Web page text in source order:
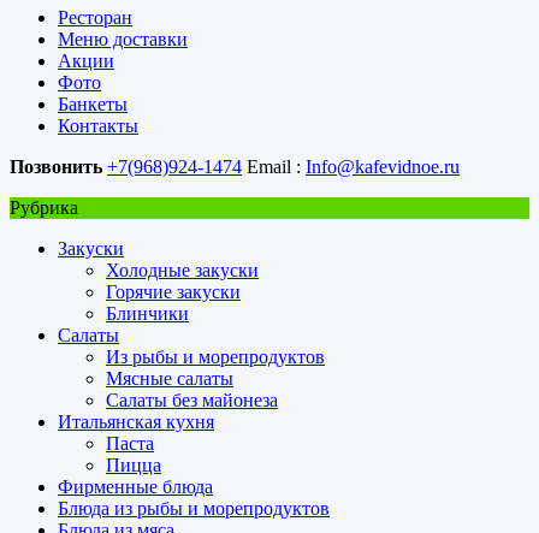
Ресторан
Меню доставки
Акции
Фото
Банкеты
Контакты
Позвонить +7(968)924-1474 Email : Info@kafevidnoe.ru
Рубрика
Закуски
Холодные закуски
Горячие закуски
Блинчики
Салаты
Из рыбы и морепродуктов
Мясные салаты
Салаты без майонеза
Итальянская кухня
Паста
Пицца
Фирменные блюда
Блюда из рыбы и морепродуктов